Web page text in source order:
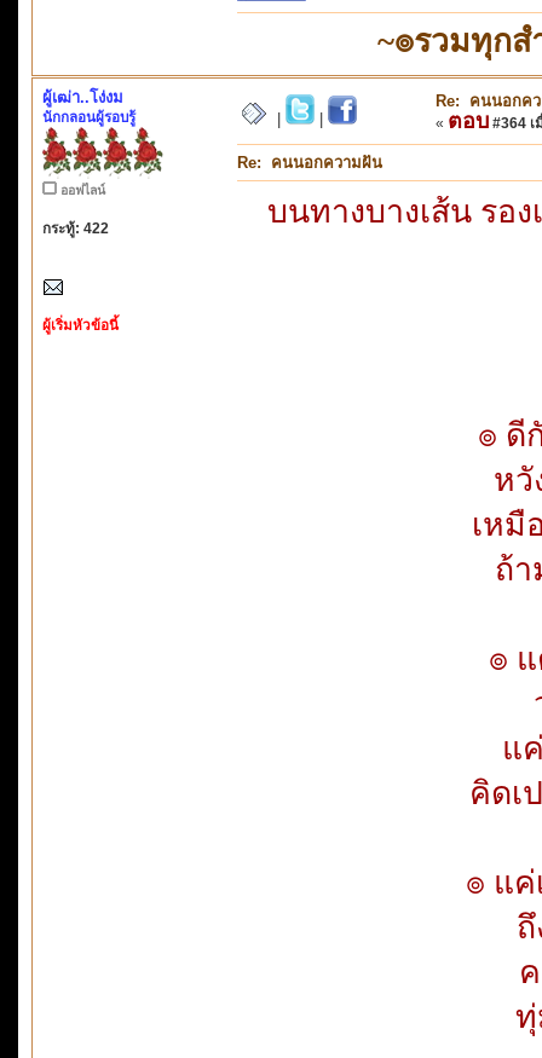
~๏รวมทุก
ผู้เฒ่า..โง่งม
นักกลอนผู้รอบรู้
ออฟไลน์
กระทู้: 422
ผู้เริ่มหัวข้อนี้
Re: คนนอกค
« ตอบ #364 เ
Re: คนนอกความฝัน
บนทางบางเส้น รอ
๏ ดี
หวั
เห
ถ้า
๏
แ
คิดเ
๏ แค่